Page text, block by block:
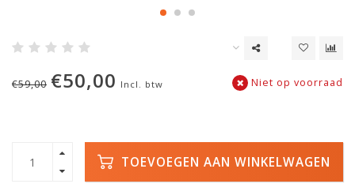
€59,00 €50,00 Incl. btw Niet op voorraad
TOEVOEGEN AAN WINKELWAGEN